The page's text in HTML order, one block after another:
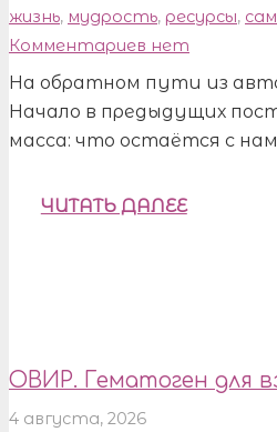
жизнь, мудрость, ресурсы,
Комментариев нет
На обратном пути из
Начало в предыдущих
масса: что остаётся с
ЧИТАТЬ ДАЛЕЕ
ОВИР. Гематоген для
4 августа, 2026